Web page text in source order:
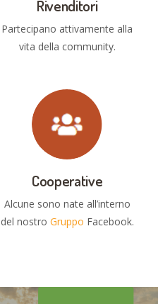
Rivenditori
Partecipano attivamente alla
vita della community.
Cooperative
Alcune sono nate all’interno
del nostro Gruppo Facebook.